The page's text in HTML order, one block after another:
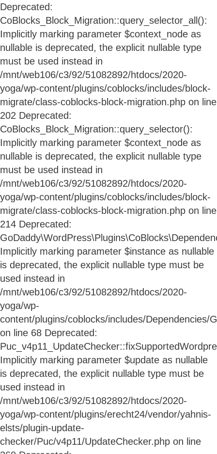
Deprecated:
CoBlocks_Block_Migration::query_selector_all():
Implicitly marking parameter $context_node as
nullable is deprecated, the explicit nullable type
must be used instead in
/mnt/web106/c3/92/51082892/htdocs/2020-
yoga/wp-content/plugins/coblocks/includes/block-
migrate/class-coblocks-block-migration.php on line
202 Deprecated:
CoBlocks_Block_Migration::query_selector():
Implicitly marking parameter $context_node as
nullable is deprecated, the explicit nullable type
must be used instead in
/mnt/web106/c3/92/51082892/htdocs/2020-
yoga/wp-content/plugins/coblocks/includes/block-
migrate/class-coblocks-block-migration.php on line
214 Deprecated:
Implicitly marking parameter $instance as nullable
is deprecated, the explicit nullable type must be
used instead in
/mnt/web106/c3/92/51082892/htdocs/2020-
yoga/wp-
content/plugins/coblocks/includes/Dependencies/
on line 68 Deprecated:
Implicitly marking parameter $update as nullable
is deprecated, the explicit nullable type must be
used instead in
/mnt/web106/c3/92/51082892/htdocs/2020-
yoga/wp-content/plugins/erecht24/vendor/yahnis-
elsts/plugin-update-
checker/Puc/v4p11/UpdateChecker.php on line